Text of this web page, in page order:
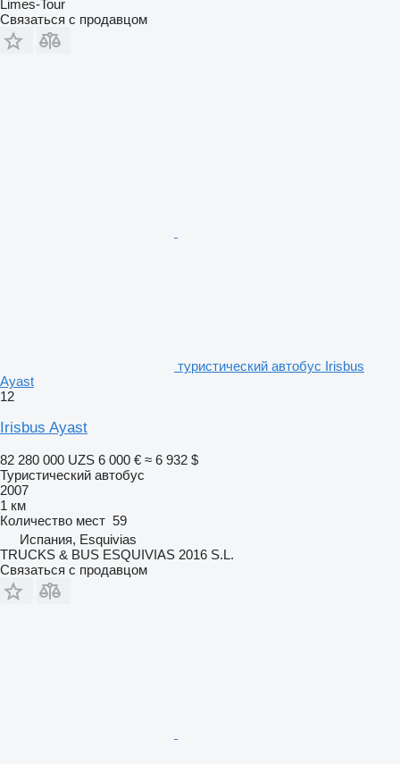
Limes-Tour
Связаться с продавцом
туристический автобус Irisbus
Ayast
12
Irisbus Ayast
82 280 000 UZS 6 000 € ≈ 6 932 $
Туристический автобус
2007
1 км
Количество мест 59
Испания, Esquivias
TRUCKS & BUS ESQUIVIAS 2016 S.L.
Связаться с продавцом